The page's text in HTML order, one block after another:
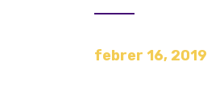
febrer 16, 2019